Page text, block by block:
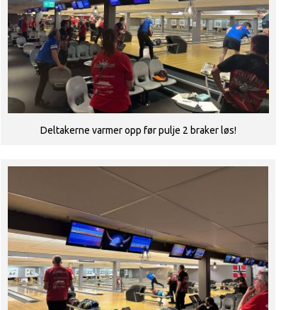
Deltakerne varmer opp før pulje 2 braker løs!